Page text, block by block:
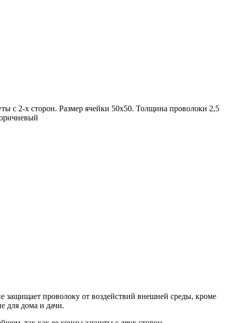
с 2-х сторон. Размер ячейки 50х50. Толщина проволоки 2,5
защищает проволоку от воздействий внешней среды, кроме
для дома и дачи.